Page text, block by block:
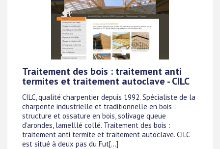
Traitement des bois : traitement anti
termites et traitement autoclave - CILC
CILC, qualité charpentier depuis 1992. Spécialiste de la
charpente industrielle et traditionnelle en bois :
structure et ossature en bois, solivage queue
d'arondes, lamelllé collé. Traitement des bois :
traitement anti termite et traitement autoclave. CILC
est situé à deux pas du Fut[...]